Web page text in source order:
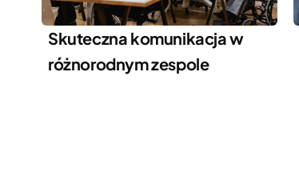
Skuteczna komunikacja w
różnorodnym zespole